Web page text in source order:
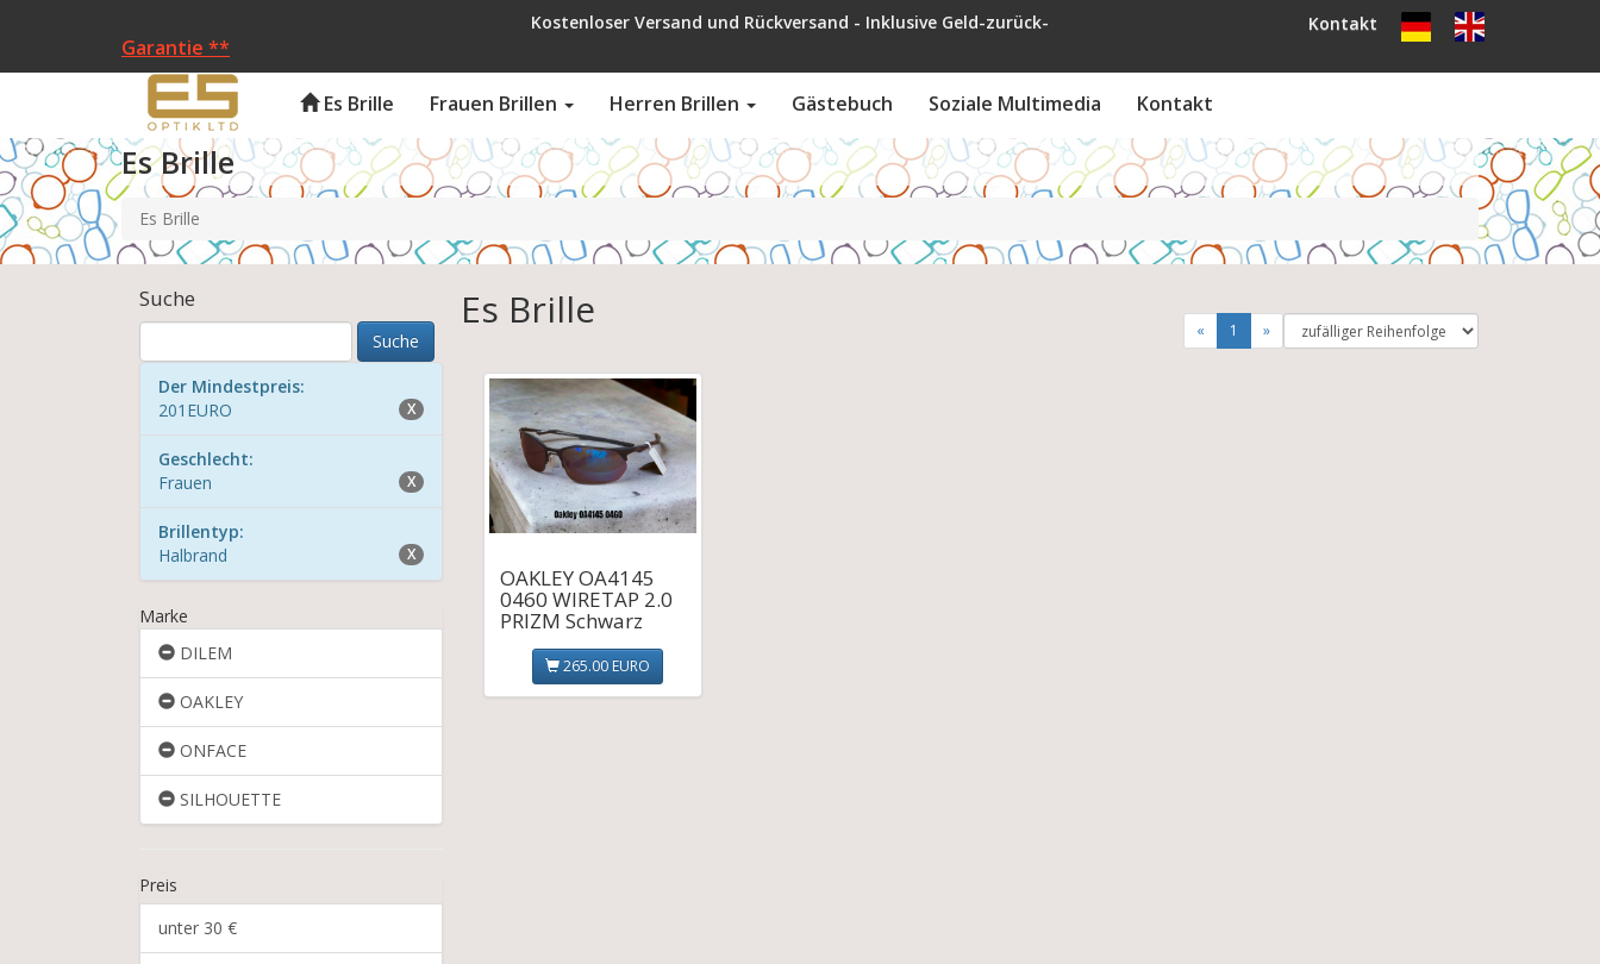
Kostenloser Versand und Rückversand - Inklusive Geld-zurück-
Garantie **
Kontakt
Es Brille Frauen Brillen Herren Brillen Gästebuch Soziale Multimedia Kontakt
Es Brille
Es Brille
Suche
Der Mindestpreis:
201EURO
X
Geschlecht:
Frauen
X
Brillentyp:
Halbrand
X
Marke
DILEM
OAKLEY
ONFACE
SILHOUETTE
Preis
unter 30 €
Es Brille « 1 »
OAKLEY OA4145
0460 WIRETAP 2.0
PRIZM Schwarz
265.00 EURO